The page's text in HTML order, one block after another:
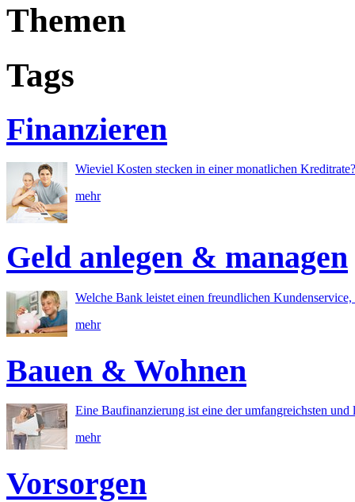
Themen
Tags
Finanzieren
Wieviel Kosten stecken in einer monatlichen
mehr
Geld anlegen & managen
Welche Bank leistet einen freundlichen
mehr
Bauen & Wohnen
Eine Baufinanzierung ist eine der umfangreichsten
mehr
Vorsorgen